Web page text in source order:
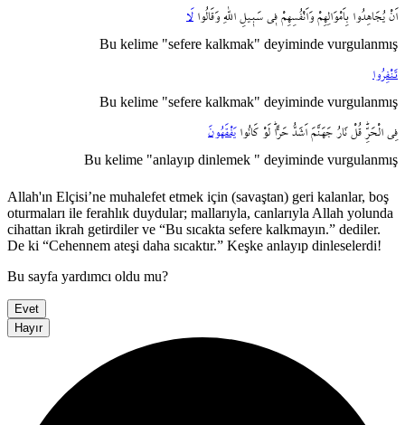
اَنْ يُجَاهِدُوا بِاَمْوَالِهِمْ وَاَنْفُسِهِمْ ف۪ي سَب۪يلِ اللّٰهِ وَقَالُوا لَا
Bu kelime "sefere kalkmak" deyiminde vurgulanmış
تَنْفِرُوا
Bu kelime "sefere kalkmak" deyiminde vurgulanmış
فِي الْحَرِّۜ قُلْ نَارُ جَهَنَّمَ اَشَدُّ حَراًّۜ لَوْ كَانُوا يَفْقَهُونَ
Bu kelime "anlayıp dinlemek " deyiminde vurgulanmış
Allah'ın Elçisi’ne muhalefet etmek için (savaştan) geri kalanlar, boş
oturmaları ile ferahlık duydular; mallarıyla, canlarıyla Allah yolunda
cihattan ikrah getirdiler ve “Bu sıcakta sefere kalkmayın.” dediler.
De ki “Cehennem ateşi daha sıcaktır.” Keşke anlayıp dinleselerdi!
Bu sayfa yardımcı oldu mu?
Evet
Hayır